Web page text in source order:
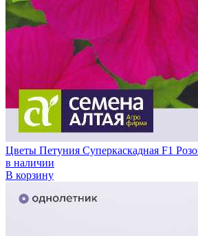
Цветы Петуния Суперкаскадная F1
в наличии
В корзину